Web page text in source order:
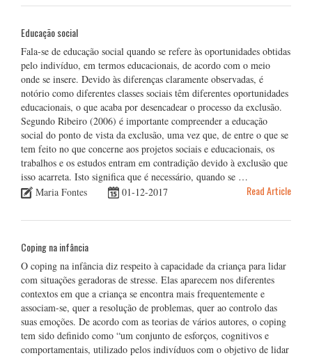
Educação social
Fala-se de educação social quando se refere às oportunidades obtidas
pelo indivíduo, em termos educacionais, de acordo com o meio
onde se insere. Devido às diferenças claramente observadas, é
notório como diferentes classes sociais têm diferentes oportunidades
educacionais, o que acaba por desencadear o processo da exclusão.
Segundo Ribeiro (2006) é importante compreender a educação
social do ponto de vista da exclusão, uma vez que, de entre o que se
tem feito no que concerne aos projetos sociais e educacionais, os
trabalhos e os estudos entram em contradição devido à exclusão que
isso acarreta. Isto significa que é necessário, quando se …
Maria Fontes
01-12-2017 Read Article
Coping na infância
O coping na infância diz respeito à capacidade da criança para lidar
com situações geradoras de stresse. Elas aparecem nos diferentes
contextos em que a criança se encontra mais frequentemente e
associam-se, quer a resolução de problemas, quer ao controlo das
suas emoções. De acordo com as teorias de vários autores, o coping
tem sido definido como “um conjunto de esforços, cognitivos e
comportamentais, utilizado pelos indivíduos com o objetivo de lidar